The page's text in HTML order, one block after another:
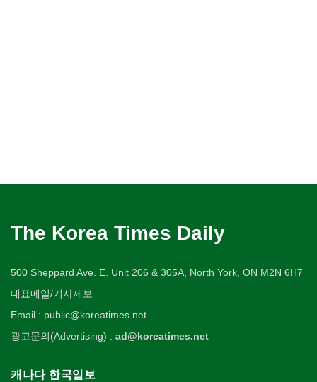
The Korea Times Daily
500 Sheppard Ave. E. Unit 206 & 305A, North York, ON M2N 6H7
대표메일/기사제보
Email : public@koreatimes.net
광고문의(Advertising) : ad@koreatimes.net
캐나다 한국일보